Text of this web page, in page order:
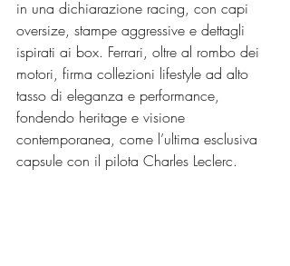
in una dichiarazione racing, con capi
oversize, stampe aggressive e dettagli
ispirati ai box. Ferrari, oltre al rombo dei
motori, firma collezioni lifestyle ad alto
tasso di eleganza e performance,
fondendo heritage e visione
contemporanea, come l’ultima esclusiva
capsule con il pilota Charles Leclerc.